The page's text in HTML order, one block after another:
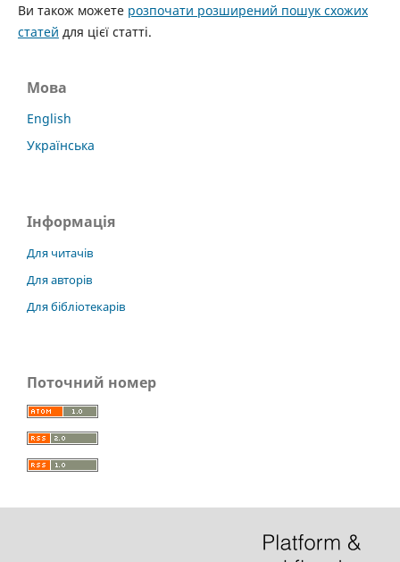
Ви також можете розпочати розширений пошук схожих
статей для цієї статті.
Мова
English
Українська
Інформація
Для читачів
Для авторів
Для бібліотекарів
Поточний номер